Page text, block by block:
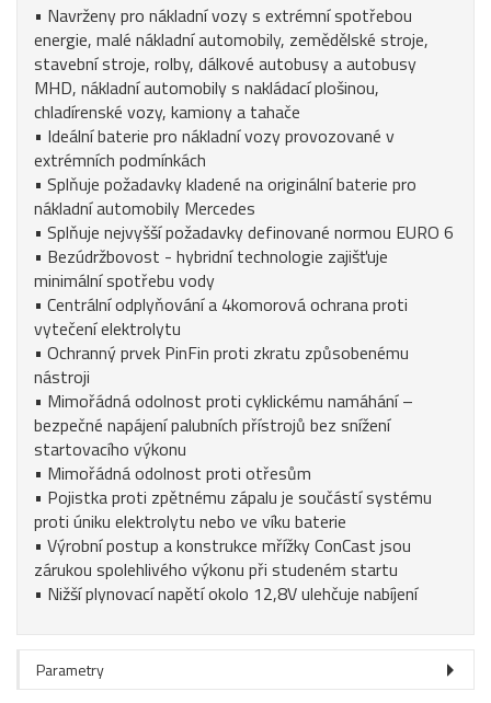
• Navrženy pro nákladní vozy s extrémní spotřebou
energie, malé nákladní automobily, zemědělské stroje,
stavební stroje, rolby, dálkové autobusy a autobusy
MHD, nákladní automobily s nakládací plošinou,
chladírenské vozy, kamiony a tahače
• Ideální baterie pro nákladní vozy provozované v
extrémních podmínkách
• Splňuje požadavky kladené na originální baterie pro
nákladní automobily Mercedes
• Splňuje nejvyšší požadavky definované normou EURO 6
• Bezúdržbovost - hybridní technologie zajišťuje
minimální spotřebu vody
• Centrální odplyňování a 4komorová ochrana proti
vytečení elektrolytu
• Ochranný prvek PinFin proti zkratu způsobenému
nástroji
• Mimořádná odolnost proti cyklickému namáhání –
bezpečné napájení palubních přístrojů bez snížení
startovacího výkonu
• Mimořádná odolnost proti otřesům
• Pojistka proti zpětnému zápalu je součástí systému
proti úniku elektrolytu nebo ve víku baterie
• Výrobní postup a konstrukce mřížky ConCast jsou
zárukou spolehlivého výkonu při studeném startu
• Nižší plynovací napětí okolo 12,8V ulehčuje nabíjení
Parametry